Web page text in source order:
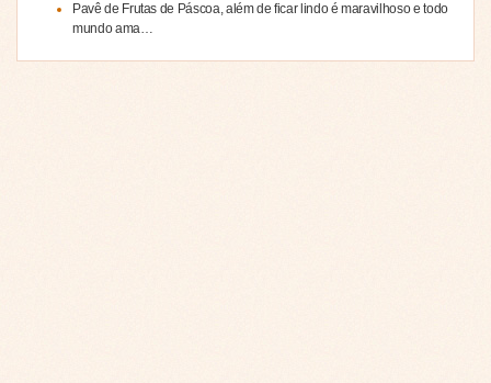
Pavê de Frutas de Páscoa, além de ficar lindo é maravilhoso e todo
mundo ama…